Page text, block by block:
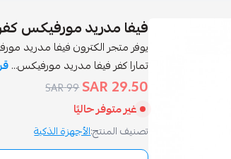
فيفا مدريد مورفيكس كفر
تمارا كفر فيفا مدريد مورفيكس...
29.50 SAR
99 SAR
غير متوفر حاليًا
تصنيف المنتج:الأجهزة الذكية